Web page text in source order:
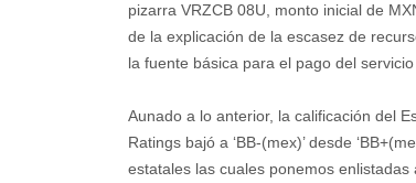
pizarra VRZCB 08U, monto inicial de
de la explicación de la escasez de
la fuente básica para el pago del
Aunado a lo anterior, la calificación del
Ratings bajó a ‘BB-(mex)’ desde
estatales las cuales ponemos enlistadas